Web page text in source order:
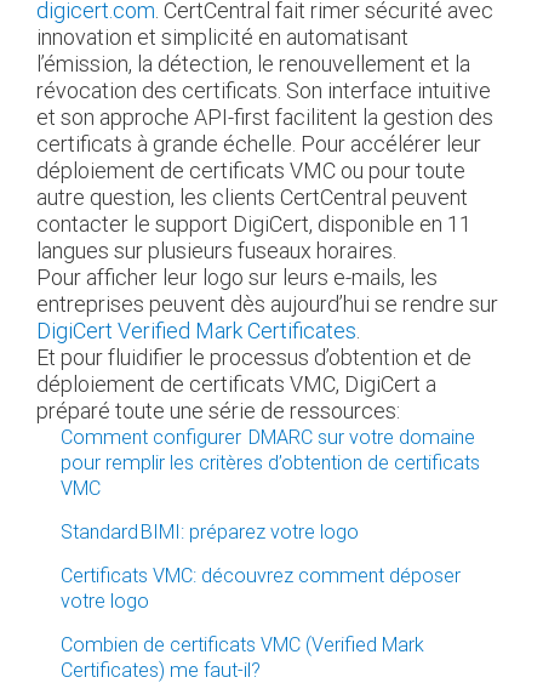
digicert.com. CertCentral fait rimer sécurité avec
innovation et simplicité en automatisant
l’émission, la détection, le renouvellement et la
révocation des certificats. Son interface intuitive
et son approche API-first facilitent la gestion des
certificats à grande échelle. Pour accélérer leur
déploiement de certificats VMC ou pour toute
autre question, les clients CertCentral peuvent
contacter le support DigiCert, disponible en 11
langues sur plusieurs fuseaux horaires.
Pour afficher leur logo sur leurs e-mails, les
entreprises peuvent dès aujourd’hui se rendre sur
DigiCert Verified Mark Certificates.
Et pour fluidifier le processus d’obtention et de
déploiement de certificats VMC, DigiCert a
préparé toute une série de ressources:
Comment configurer DMARC sur votre domaine
pour remplir les critères d’obtention de certificats
VMC
Standard BIMI: préparez votre logo
Certificats VMC: découvrez comment déposer
votre logo
Combien de certificats VMC (Verified Mark
Certificates) me faut-il?